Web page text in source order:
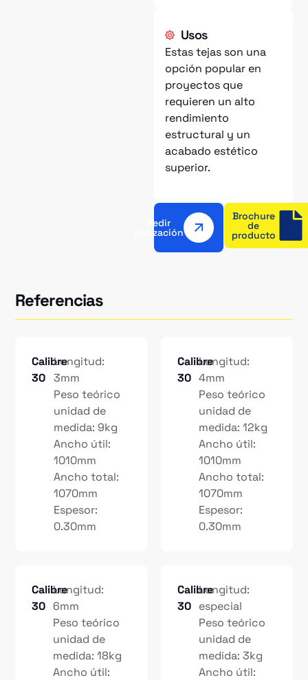
Usos
Estas tejas son una
opción popular en
proyectos que
requieren un alto
rendimiento
estructural y un
acabado estético
superior.
Pedir
cotización
Brochure
de
producto
Referencias
Calibre
30
Longitud:
3mm
Peso teórico
unidad de
medida: 9kg
Ancho útil:
1010mm
Ancho total:
1070mm
Espesor:
0.30mm
Calibre
30
Longitud:
4mm
Peso teórico
unidad de
medida: 12kg
Ancho útil:
1010mm
Ancho total:
1070mm
Espesor:
0.30mm
Calibre
30
Longitud:
6mm
Peso teórico
unidad de
medida: 18kg
Ancho útil:
Calibre
30
Longitud:
especial
Peso teórico
unidad de
medida: 3kg
Ancho útil: